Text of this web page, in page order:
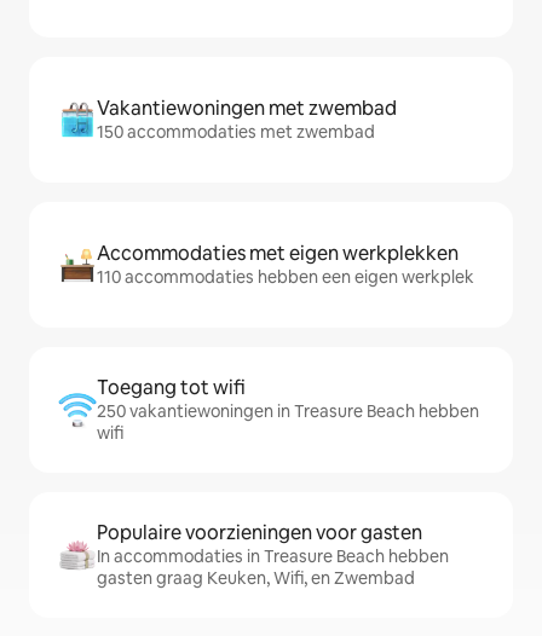
Vakantiewoningen met zwembad
150 accommodaties met zwembad
Accommodaties met eigen werkplekken
110 accommodaties hebben een eigen werkplek
Toegang tot wifi
250 vakantiewoningen in Treasure Beach hebben
wifi
Populaire voorzieningen voor gasten
In accommodaties in Treasure Beach hebben
gasten graag Keuken, Wifi, en Zwembad